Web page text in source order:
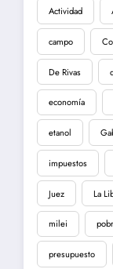
Actividad
campo
De Rivas
economía
etanol
impuestos
Juez La
milei
presupuesto